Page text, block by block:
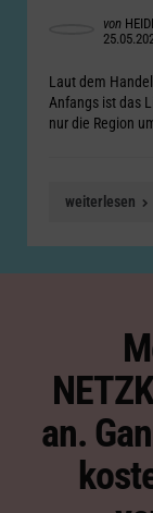
Posted
by
von HEIDI
Laut dem
Anfangs ist das
nur die Region
weiterlesen
an.